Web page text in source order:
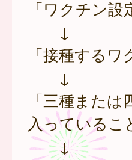
「ワクチン
↓
「接種するワ
↓
「三種また
入っているこ
↓